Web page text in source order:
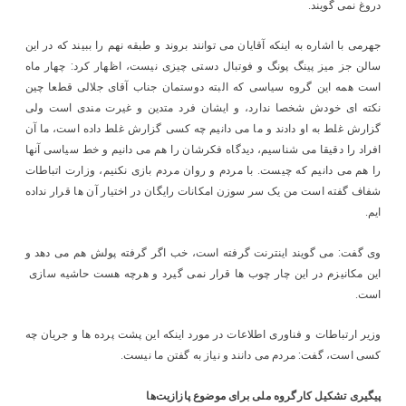
دروغ نمی گویند.
جهرمی با اشاره به اینکه آقایان می توانند بروند و طبقه نهم را ببیند که در این
سالن جز میز پینگ پونگ و فوتبال دستی چیزی نیست، اظهار کرد: چهار ماه
است همه این گروه سیاسی که البته دوستمان جناب آقای جلالی قطعا چین
نکته ای خودش شخصا ندارد، و ایشان فرد متدین و غیرت مندی است ولی
گزارش غلط به او دادند و ما می دانیم چه کسی گزارش غلط داده است، ما آن
افراد را دقیقا می شناسیم، دیدگاه فکرشان را هم می دانیم و خط سیاسی آنها
را هم می دانیم که چیست. با مردم و روان مردم بازی نکنیم، وزارت اتباطات
شفاف گفته است من یک سر سوزن امکانات رایگان در اختیار آن ها قرار نداده
ایم.
وی گفت: می گویند اینترنت گرفته است، خب اگر گرفته پولش هم می دهد و
این مکانیزم در این چار چوب ها قرار نمی گیرد و هرچه هست حاشیه سازی
است.
وزیر ارتباطات و فناوری اطلاعات در مورد اینکه این پشت پرده ها و جریان چه
کسی است، گفت: مردم می دانند و نیاز به گفتن ما نیست.
پیگیری تشکیل کارگروه ملی برای موضوع پازازیت‌ها